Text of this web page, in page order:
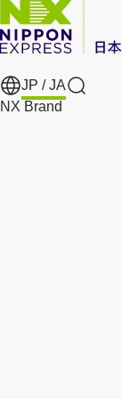
JP /JA
Search
NX Brand